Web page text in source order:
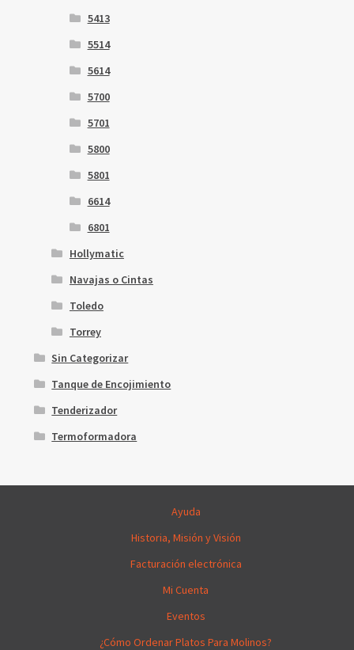
5413
5514
5614
5700
5701
5800
5801
6614
6801
Hollymatic
Navajas o Cintas
Toledo
Torrey
Sin Categorizar
Tanque de Encojimiento
Tenderizador
Termoformadora
Ayuda
Historia, Misión y Visión
Facturación electrónica
Mi Cuenta
Eventos
¿Cómo Ordenar Platos Para Molinos?